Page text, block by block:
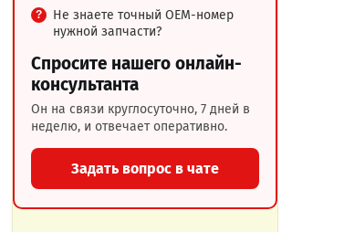
Не знаете точный OEM-номер
нужной запчасти?
Спросите нашего онлайн-
консультанта
Он на связи круглосуточно, 7 дней в
неделю, и отвечает оперативно.
Задать вопрос в чате